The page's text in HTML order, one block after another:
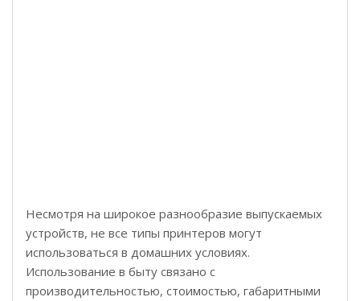
Несмотря на широкое разнообразие выпускаемых
устройств, не все типы принтеров могут
использоваться в домашних условиях.
Использование в быту связано с
производительностью, стоимостью, габаритными